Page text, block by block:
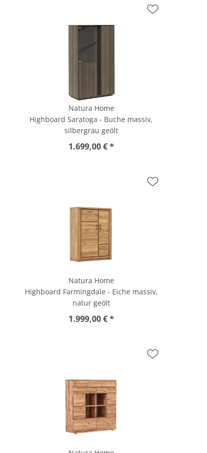
Natura Home
Highboard Saratoga - Buche massiv,
silbergrau geölt
1.699,00 € *
Natura Home
Highboard Farmingdale - Eiche massiv,
natur geölt
1.999,00 € *